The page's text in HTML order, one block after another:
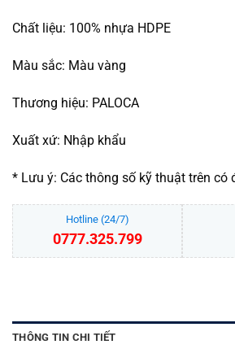
Chất liệu: 100% nhựa HDPE
Màu sắc: Màu vàng
Thương hiệu: PALOCA
Xuất xứ: Nhập khẩu
* Lưu ý: Các thông số kỹ thuật trên có
Hotline (24/7)
0777.325.799
THÔNG TIN CHI TIẾT